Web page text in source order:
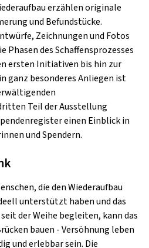
uns mit deiner
ab 2 EUR können
tun. Entzünde eine digitale
und unterstütze die
Frauenkirche Dresden.
erzählen originale
und Befundstücke.
Zeichnungen und Fotos
des Schaffensprozesses
ersten Initiativen bis hin zur
ganz besonderes Anliegen ist
Teil der Ausstellung
einen Einblick in
und Spendern.
die den Wiederaufbau
unterstützt haben und das
der Weihe begleiten, kann das
bauen - Versöhnung leben
und erlebbar sein. Die